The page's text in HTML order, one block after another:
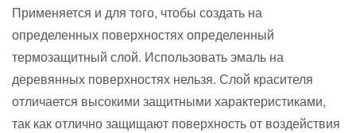
Применяется и для того, чтобы создать на
определенных поверхностях определенный
термозащитный слой. Использовать эмаль на
деревянных поверхностях нельзя. Слой красителя
отличается высокими защитными характеристиками,
так как отлично защищают поверхность от воздействия